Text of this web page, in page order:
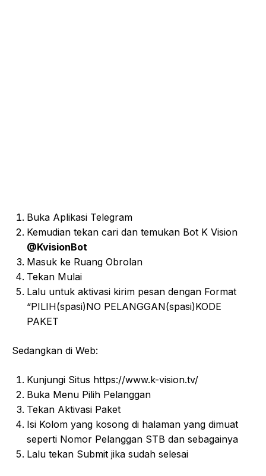
Buka Aplikasi Telegram
Kemudian tekan cari dan temukan Bot K Vision
@KvisionBot
Masuk ke Ruang Obrolan
Tekan Mulai
Lalu untuk aktivasi kirim pesan dengan Format
“PILIH(spasi)NO PELANGGAN(spasi)KODE
PAKET
Sedangkan di Web:
Kunjungi Situs https://www.k-vision.tv/
Buka Menu Pilih Pelanggan
Tekan Aktivasi Paket
Isi Kolom yang kosong di halaman yang dimuat
seperti Nomor Pelanggan STB dan sebagainya
Lalu tekan Submit jika sudah selesai